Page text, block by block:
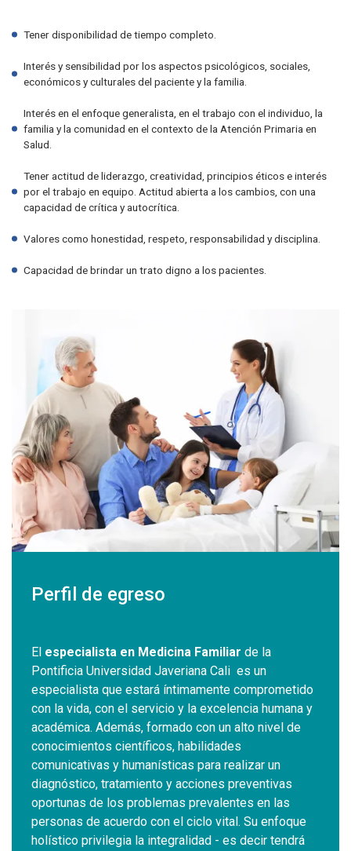
Tener disponibilidad de tiempo completo.
Interés y sensibilidad por los aspectos psicológicos, sociales,
económicos y culturales del paciente y la familia.
Interés en el enfoque generalista, en el trabajo con el individuo, la
familia y la comunidad en el contexto de la Atención Primaria en
Salud.
Tener actitud de liderazgo, creatividad, principios éticos e interés
por el trabajo en equipo. Actitud abierta a los cambios, con una
capacidad de crítica y autocrítica.
Valores como honestidad, respeto, responsabilidad y disciplina.
Capacidad de brindar un trato digno a los pacientes.
Perfil de egreso
El especialista en Medicina Familiar de la
Pontificia Universidad Javeriana Cali es un
especialista que estará íntimamente comprometido
con la vida, con el servicio y la excelencia humana y
académica. Además, formado con un alto nivel de
conocimientos científicos, habilidades
comunicativas y humanísticas para realizar un
diagnóstico, tratamiento y acciones preventivas
oportunas de los problemas prevalentes en las
personas de acuerdo con el ciclo vital. Su enfoque
holístico privilegia la integralidad - es decir tendrá